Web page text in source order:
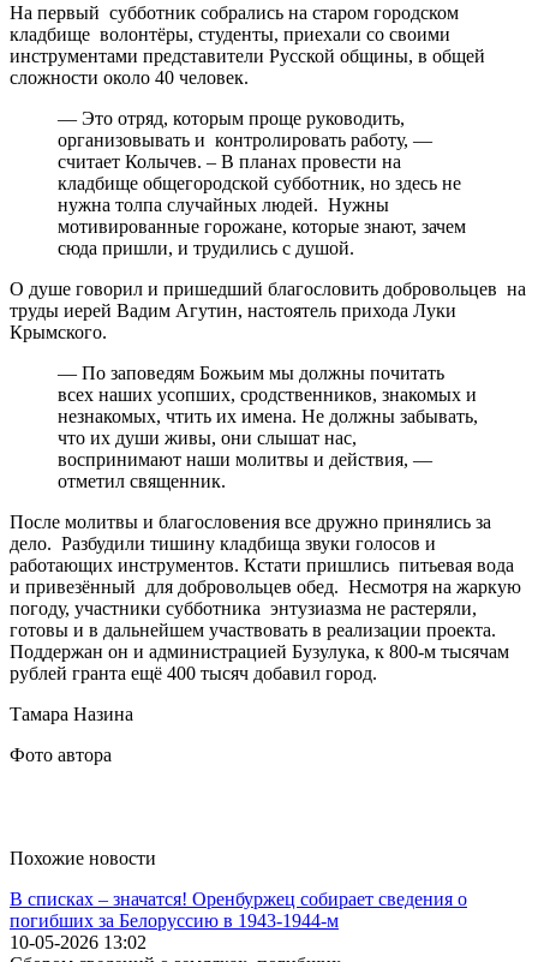
На первый субботник собрались на старом городском
кладбище волонтёры, студенты, приехали со своими
инструментами представители Русской общины, в общей
сложности около 40 человек.
— Это отряд, которым проще руководить,
организовывать и контролировать работу, —
считает Колычев. – В планах провести на
кладбище общегородской субботник, но здесь не
нужна толпа случайных людей. Нужны
мотивированные горожане, которые знают, зачем
сюда пришли, и трудились с душой.
О душе говорил и пришедший благословить добровольцев на
труды иерей Вадим Агутин, настоятель прихода Луки
Крымского.
— По заповедям Божьим мы должны почитать
всех наших усопших, сродственников, знакомых и
незнакомых, чтить их имена. Не должны забывать,
что их души живы, они слышат нас,
воспринимают наши молитвы и действия, —
отметил священник.
После молитвы и благословения все дружно принялись за
дело. Разбудили тишину кладбища звуки голосов и
работающих инструментов. Кстати пришлись питьевая вода
и привезённый для добровольцев обед. Несмотря на жаркую
погоду, участники субботника энтузиазма не растеряли,
готовы и в дальнейшем участвовать в реализации проекта.
Поддержан он и администрацией Бузулука, к 800-м тысячам
рублей гранта ещё 400 тысяч добавил город.
Тамара Назина
Фото автора
Похожие новости
В списках – значатся! Оренбуржец собирает сведения о
погибших за Белоруссию в 1943-1944-м
10-05-2026 13:02